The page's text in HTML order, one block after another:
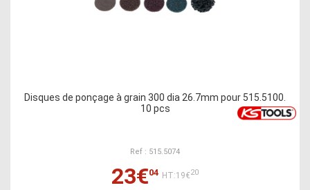
Disques de ponçage à grain 300 dia 26.7mm pour 515.5100.
10 pcs
Ref : 515.5074
23€04 HT:19€20